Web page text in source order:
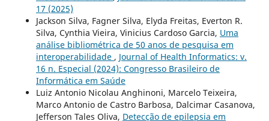
17 (2025)
Jackson Silva, Fagner Silva, Elyda Freitas, Everton R.
Silva, Cynthia Vieira, Vinicius Cardoso Garcia, Uma
análise bibliométrica de 50 anos de pesquisa em
interoperabilidade , Journal of Health Informatics: v.
16 n. Especial (2024): Congresso Brasileiro de
Informática em Saúde
Luiz Antonio Nicolau Anghinoni, Marcelo Teixeira,
Marco Antonio de Castro Barbosa, Dalcimar Casanova,
Jefferson Tales Oliva, Detecção de epilepsia em